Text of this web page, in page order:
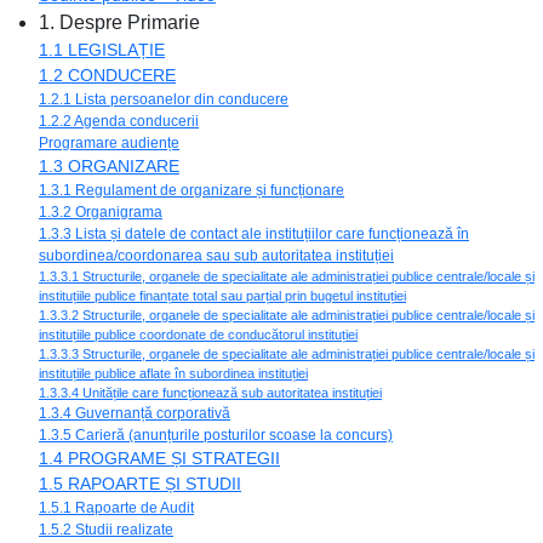
1. Despre Primarie
1.1 LEGISLAȚIE
1.2 CONDUCERE
1.2.1 Lista persoanelor din conducere
1.2.2 Agenda conducerii
Programare audiențe
1.3 ORGANIZARE
1.3.1 Regulament de organizare și funcționare
1.3.2 Organigrama
1.3.3 Lista și datele de contact ale instituțiilor care funcționează în
subordinea/coordonarea sau sub autoritatea instituției
1.3.3.1 Structurile, organele de specialitate ale administrației publice centrale/locale și
instituțiile publice finanțate total sau parțial prin bugetul instituției
1.3.3.2 Structurile, organele de specialitate ale administrației publice centrale/locale și
instituțiile publice coordonate de conducătorul instituției
1.3.3.3 Structurile, organele de specialitate ale administrației publice centrale/locale și
instituțiile publice aflate în subordinea instituției
1.3.3.4 Unitățile care funcționează sub autoritatea instituției
1.3.4 Guvernanță corporativă
1.3.5 Carieră (anunțurile posturilor scoase la concurs)
1.4 PROGRAME ȘI STRATEGII
1.5 RAPOARTE ȘI STUDII
1.5.1 Rapoarte de Audit
1.5.2 Studii realizate